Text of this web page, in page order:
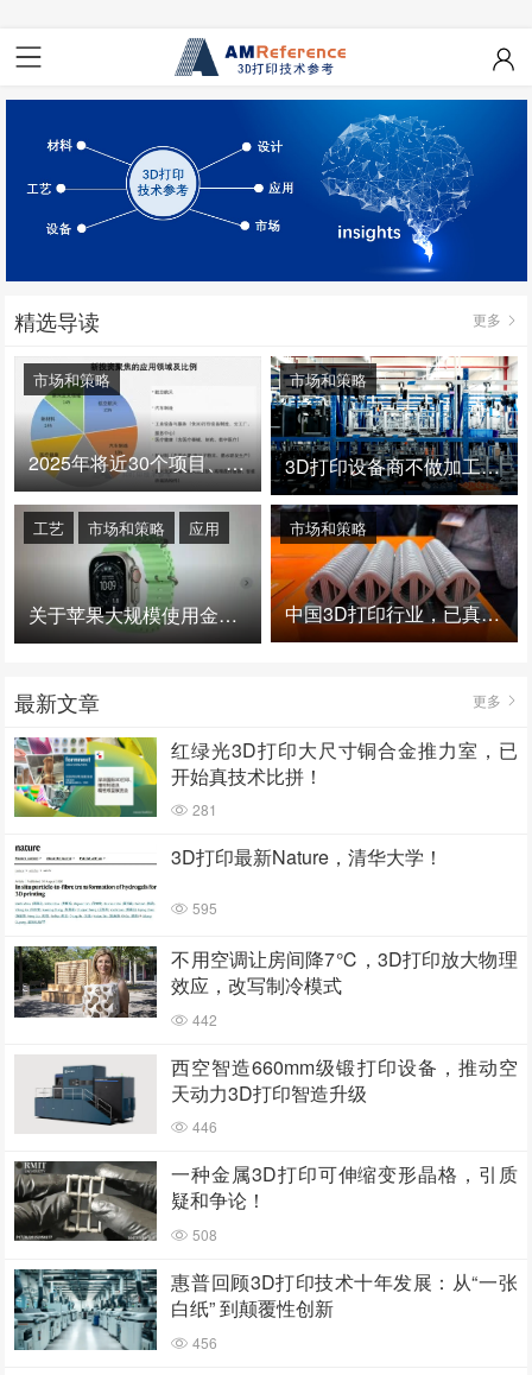
精选导读 更多
2025年将近30个项目、150亿投资：3D打印真的迎来爆发拐点了吗
市场和策略
3D打印设备商不做加工服务，就成了旁观者！
市场和策略
关于苹果大规模使用金属3D打印的思考
工艺 市场和策略 应用
中国3D打印行业，已真正进入爆发时代！
市场和策略
最新文章 更多
红绿光3D打印大尺寸铜合金推力室，已
开始真技术比拼！
281
3D打印最新Nature，清华大学！
595
不用空调让房间降7℃，3D打印放大物理
效应，改写制冷模式
442
西空智造660mm级锻打印设备，推动空
天动力3D打印智造升级
446
一种金属3D打印可伸缩变形晶格，引质
疑和争论！
508
惠普回顾3D打印技术十年发展：从“一张
白纸” 到颠覆性创新
456